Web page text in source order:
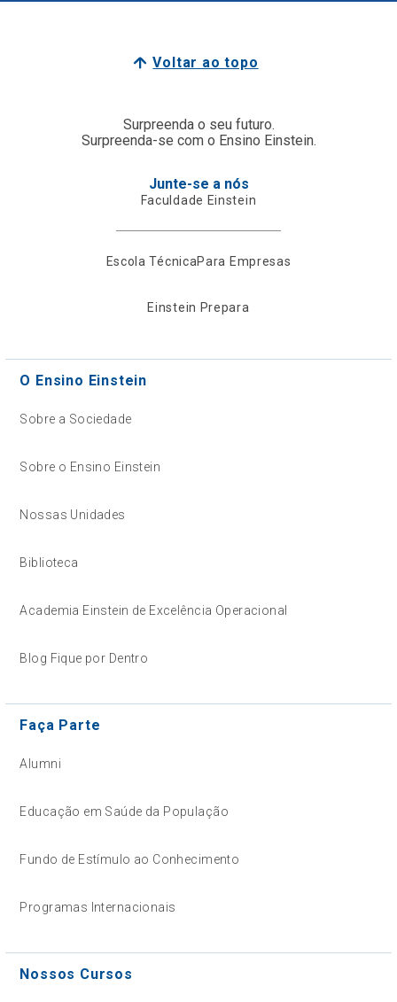
Voltar ao topo
Surpreenda o seu futuro.
Surpreenda-se com o Ensino Einstein.
Junte-se a nós
Faculdade Einstein
Escola TécnicaPara Empresas
Einstein Prepara
O Ensino Einstein
Sobre a Sociedade
Sobre o Ensino Einstein
Nossas Unidades
Biblioteca
Academia Einstein de Excelência Operacional
Blog Fique por Dentro
Faça Parte
Alumni
Educação em Saúde da População
Fundo de Estímulo ao Conhecimento
Programas Internacionais
Nossos Cursos